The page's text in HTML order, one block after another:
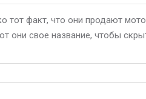
тот факт, что они продают
они свое название, чтобы